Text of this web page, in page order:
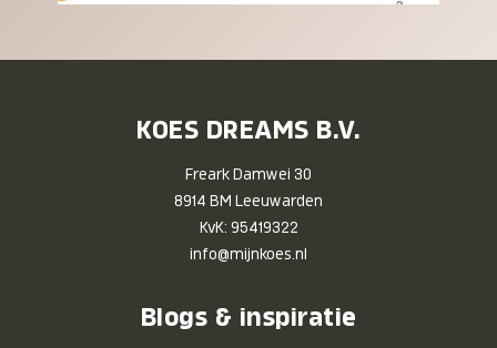
KOES DREAMS B.V.
Freark Damwei 30
8914 BM Leeuwarden
KvK: 95419322
info@mijnkoes.nl
Blogs & inspiratie